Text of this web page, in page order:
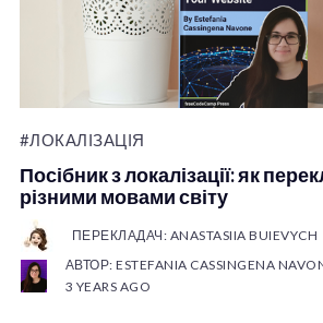
#ЛОКАЛІЗАЦІЯ
Посібник з локалізації: як
різними мовами світу
ПЕРЕКЛАДАЧ: ANASTASIIA BUIEVYCH
АВТОР: ESTEFANIA CASSINGENA
3 YEARS AGO